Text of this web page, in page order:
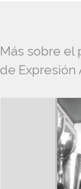
Más sobre el
de Expresión